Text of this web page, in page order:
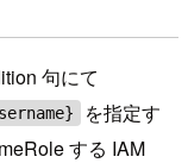
句にて
を指定す
する IAM